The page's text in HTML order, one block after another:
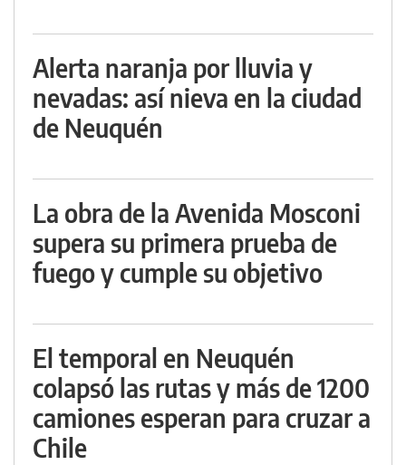
Alerta naranja por lluvia y
nevadas: así nieva en la ciudad
de Neuquén
La obra de la Avenida Mosconi
supera su primera prueba de
fuego y cumple su objetivo
El temporal en Neuquén
colapsó las rutas y más de 1200
camiones esperan para cruzar a
Chile